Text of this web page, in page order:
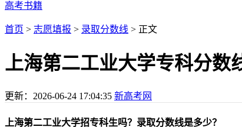
高考书籍
首页 > 志愿填报 > 录取分数线 > 正文
上海第二工业大学专科分数
更新： 2026-06-24 17:04:35 新高考网
上海第二工业大学招专科生吗？录取分数线是多少？